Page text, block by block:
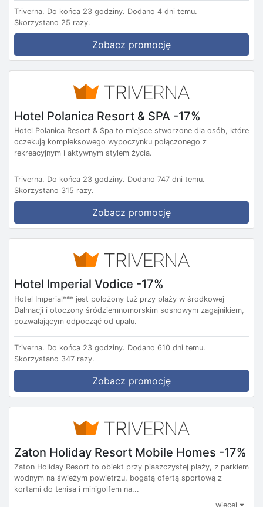
Triverna. Do końca 23 godziny. Dodano 4 dni temu.
Skorzystano 25 razy.
Zobacz promocję
Hotel Polanica Resort & SPA -17%
Hotel Polanica Resort & Spa to miejsce stworzone dla osób, które
oczekują kompleksowego wypoczynku połączonego z
rekreacyjnym i aktywnym stylem życia.
Triverna. Do końca 23 godziny. Dodano 747 dni temu.
Skorzystano 315 razy.
Zobacz promocję
Hotel Imperial Vodice -17%
Hotel Imperial*** jest położony tuż przy plaży w środkowej
Dalmacji i otoczony śródziemnomorskim sosnowym zagajnikiem,
pozwalającym odpocząć od upału.
Triverna. Do końca 23 godziny. Dodano 610 dni temu.
Skorzystano 347 razy.
Zobacz promocję
Zaton Holiday Resort Mobile Homes -17%
Zaton Holiday Resort to obiekt przy piaszczystej plaży, z parkiem
wodnym na świeżym powietrzu, bogatą ofertą sportową z
kortami do tenisa i minigolfem na...
więcej